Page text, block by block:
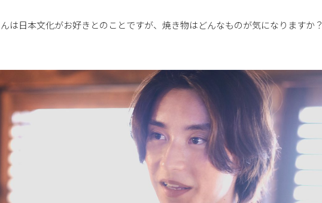
は日本文化がお好きとのことですが、焼き物はどんなものが気になりますか？